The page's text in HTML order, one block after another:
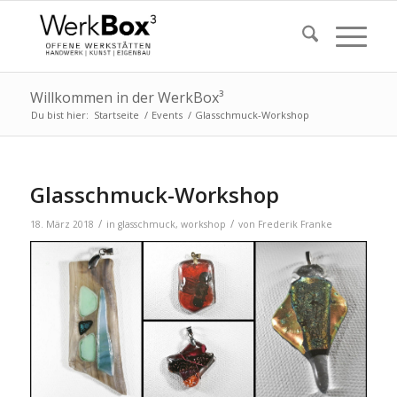
Willkommen in der WerkBox³
Du bist hier: Startseite / Events / Glasschmuck-Workshop
Glasschmuck-Workshop
18. März 2018 / in glasschmuck, workshop / von Frederik Franke